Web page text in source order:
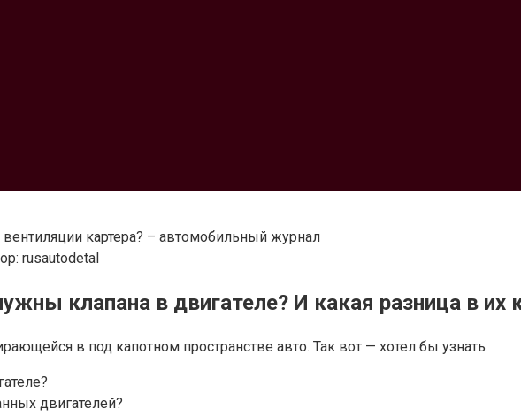
картера? – автомобильный журнал
rusautodetal
клапана в двигателе? И какая разница в их
в под капотном пространстве авто. Так вот — хотел бы узнать:
двигателей?